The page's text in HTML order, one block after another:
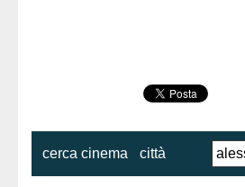
cerca cinema città